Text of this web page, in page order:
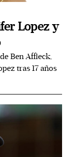
Lopez y
Ben Affleck,
tras 17 años